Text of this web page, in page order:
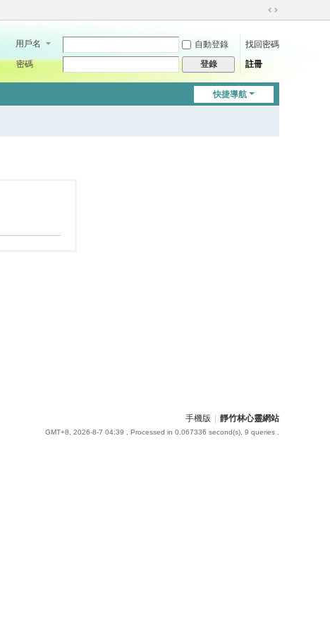
切
到
用戶名 自動登錄
找回密碼
密碼
登錄 註冊
快捷導航
手機版 靜竹林心靈網站
GMT+8, 2026-8-7 04:39 , Processed in 0.067336 second(s), 9 queries .